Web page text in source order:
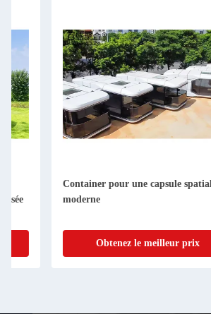
Container pour une capsule spatiale
moderne
Obtenez le meilleur prix